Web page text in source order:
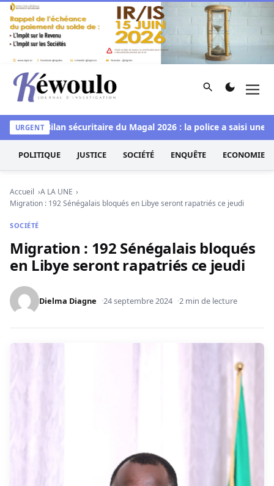
Aller au contenu
Kéwoulo, le premier site d'information et d'investigation
Rechercher
URGENT
Bilan sécuritaire du Magal 2026 : la police a saisi une
POLITIQUE JUSTICE SOCIÉTÉ ENQUÊTE ECONOMIE
Accueil
A LA UNE
Migration : 192 Sénégalais bloqués en Libye seront rapatriés ce jeudi
SOCIÉTÉ
Migration : 192 Sénégalais bloqués
en Libye seront rapatriés ce jeudi
Dielma Diagne 24 septembre 2024 2 min de lecture